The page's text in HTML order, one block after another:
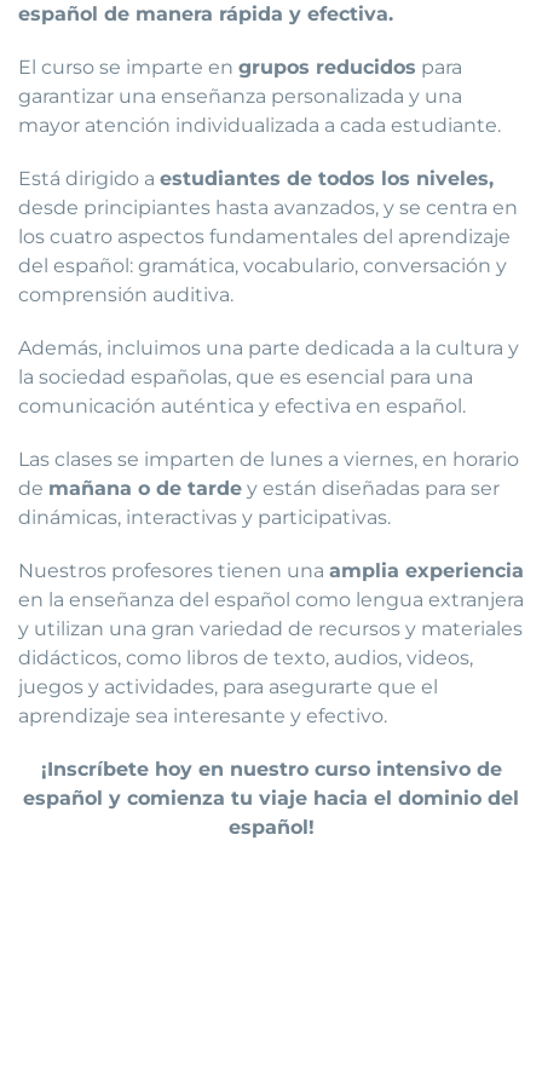
español de manera rápida y efectiva.
El curso se imparte en grupos reducidos para
garantizar una enseñanza personalizada y una
mayor atención individualizada a cada estudiante.
Está dirigido a estudiantes de todos los niveles,
desde principiantes hasta avanzados, y se centra en
los cuatro aspectos fundamentales del aprendizaje
del español: gramática, vocabulario, conversación y
comprensión auditiva.
Además, incluimos una parte dedicada a la cultura y
la sociedad españolas, que es esencial para una
comunicación auténtica y efectiva en español.
Las clases se imparten de lunes a viernes, en horario
de mañana o de tarde y están diseñadas para ser
dinámicas, interactivas y participativas.
Nuestros profesores tienen una amplia experiencia
en la enseñanza del español como lengua extranjera
y utilizan una gran variedad de recursos y materiales
didácticos, como libros de texto, audios, videos,
juegos y actividades, para asegurarte que el
aprendizaje sea interesante y efectivo.
¡Inscríbete hoy en nuestro curso intensivo de
español y comienza tu viaje hacia el dominio del
español!